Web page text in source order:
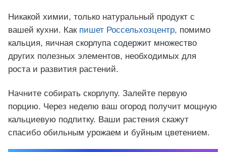
Никакой химии, только натуральный продукт с
вашей кухни. Как пишет Россельхозцентр, помимо
кальция, яичная скорлупа содержит множество
других полезных элементов, необходимых для
роста и развития растений.
Начните собирать скорлупу. Залейте первую
порцию. Через неделю ваш огород получит мощную
кальциевую подпитку. Ваши растения скажут
спасибо обильным урожаем и буйным цветением.